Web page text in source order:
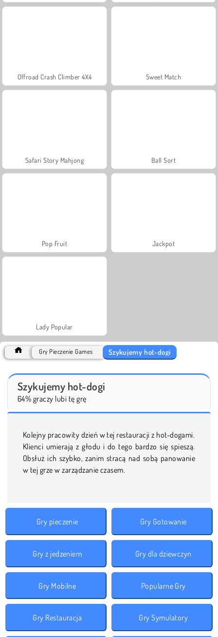
Offroad Crash Climber 4X4 Sweet Match
Safari Story Mahjong Ball Sort
Pop Fruit Jackpot
Lady Popular
Gry Pieczenie Games Szykujemy hot-dogi
Szykujemy hot-dogi
64% graczy lubi tę grę
Kolejny pracowity dzień w tej restauracji z hot-dogami.
Klienci umierają z głodu i do tego bardzo się spieszą.
Obsłuż ich szybko, zanim stracą nad sobą panowanie
w tej grze w zarządzanie czasem.
Gry pieczenie Gry Gotowanie
Gry z jedzeniem Gry dla dziewczyn
Gry Mobilne Popularne Gry
Gry Restauracja Gry Symulatory